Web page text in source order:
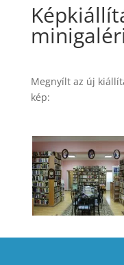
Megnyílt az új
kép: